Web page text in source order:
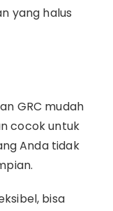
yang halus
GRC mudah
cocok untuk
Anda tidak
bisa